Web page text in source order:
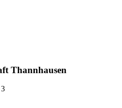
Thannhausen